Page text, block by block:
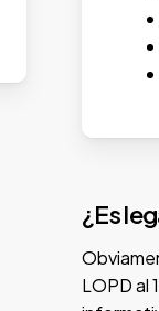
¿Es
LOPD al